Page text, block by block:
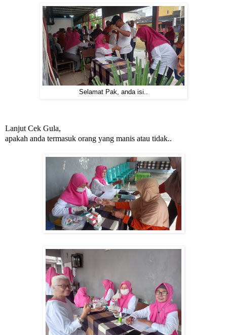
Selamat Pak, anda isi..
Lanjut Cek Gula,
apakah anda termasuk orang yang manis atau tidak..